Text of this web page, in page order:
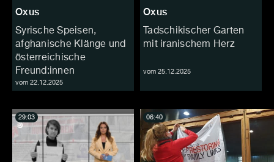
Oxus
Syrische Speisen,
afghanische Klänge und
österreichische
Freund:innen
vom 22.12.2025
Oxus
Tadschikischer Garten
mit iranischem Herz
vom 25.12.2025
29:03 06:40